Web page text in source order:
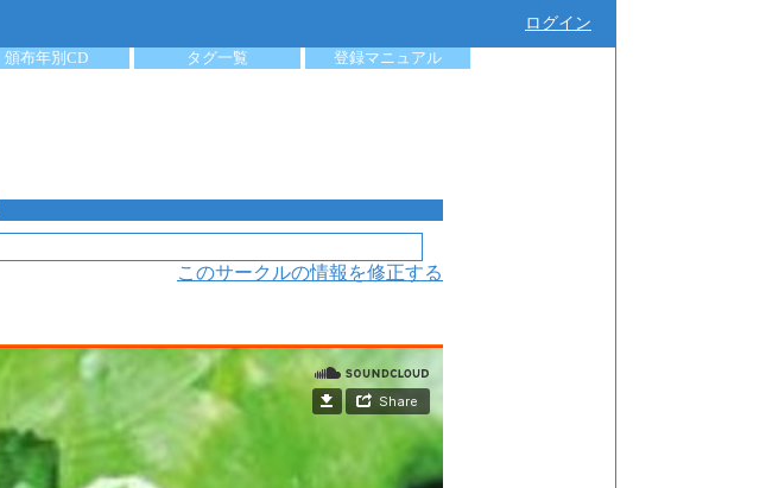
ログイン
頒布年別CD タグ一覧 登録マニュアル
このサークルの情報を修正する